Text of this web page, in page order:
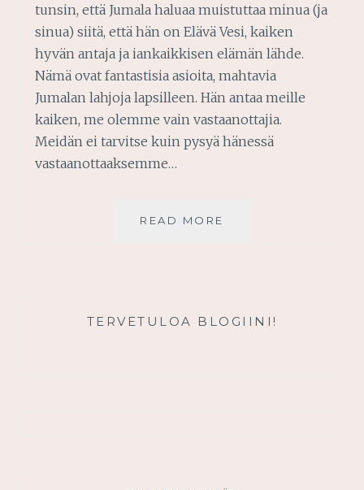
tunsin, että Jumala haluaa muistuttaa minua (ja
sinua) siitä, että hän on Elävä Vesi, kaiken
hyvän antaja ja iankaikkisen elämän lähde.
Nämä ovat fantastisia asioita, mahtavia
Jumalan lahjoja lapsilleen. Hän antaa meille
kaiken, me olemme vain vastaanottajia.
Meidän ei tarvitse kuin pysyä hänessä
vastaanottaaksemme…
READ MORE
TERVETULOA BLOGIINI!